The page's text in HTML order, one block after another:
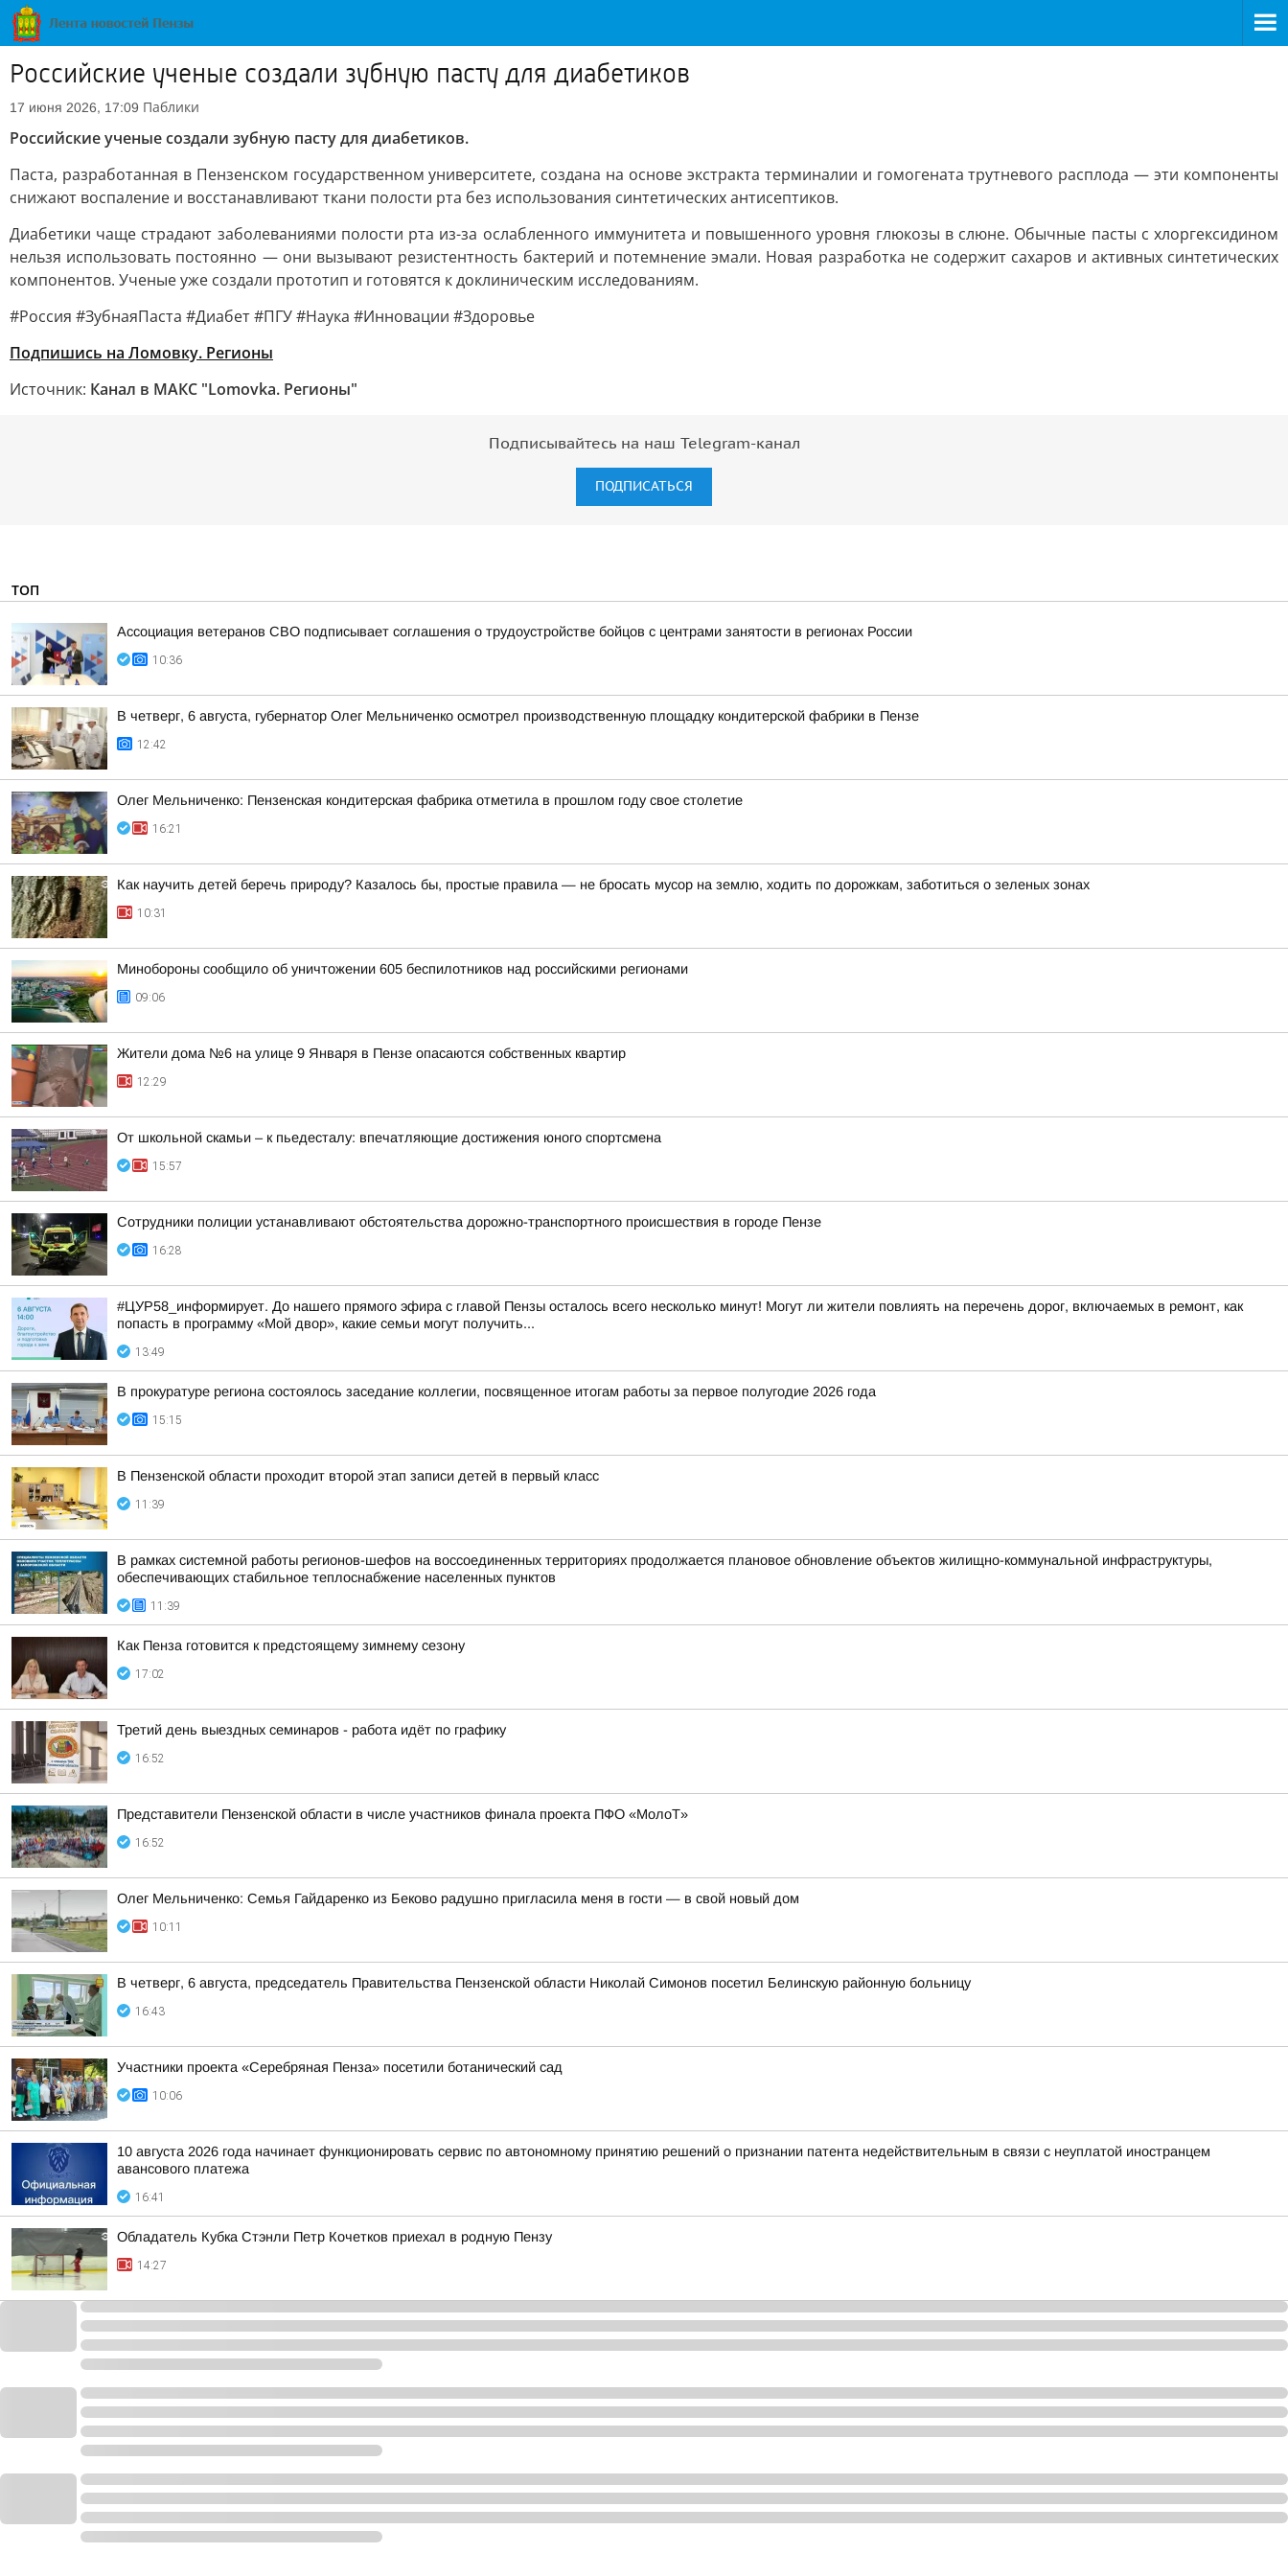
Российские ученые создали зубную пасту для диабетиков
17 июня 2026, 17:09 Паблики
Российские ученые создали зубную пасту для диабетиков.
Паста, разработанная в Пензенском государственном университете, создана на основе экстракта терминалии и гомогената трутневого расплода — эти компоненты
снижают воспаление и восстанавливают ткани полости рта без использования синтетических антисептиков.
Диабетики чаще страдают заболеваниями полости рта из-за ослабленного иммунитета и повышенного уровня глюкозы в слюне. Обычные пасты с хлоргексидином
нельзя использовать постоянно — они вызывают резистентность бактерий и потемнение эмали. Новая разработка не содержит сахаров и активных синтетических
компонентов. Ученые уже создали прототип и готовятся к доклиническим исследованиям.
#Россия #ЗубнаяПаста #Диабет #ПГУ #Наука #Инновации #Здоровье
Подпишись на Ломовку. Регионы
Источник: Канал в МАКС "Lomovka. Регионы"
Подписывайтесь на наш Telegram-канал
ПОДПИСАТЬСЯ
ТОП
Ассоциация ветеранов СВО подписывает соглашения о трудоустройстве бойцов с центрами занятости в регионах России
10:36
В четверг, 6 августа, губернатор Олег Мельниченко осмотрел производственную площадку кондитерской фабрики в Пензе
12:42
Олег Мельниченко: Пензенская кондитерская фабрика отметила в прошлом году свое столетие
16:21
Как научить детей беречь природу? Казалось бы, простые правила — не бросать мусор на землю, ходить по дорожкам, заботиться о зеленых зонах
10:31
Минобороны сообщило об уничтожении 605 беспилотников над российскими регионами
09:06
Жители дома №6 на улице 9 Января в Пензе опасаются собственных квартир
12:29
От школьной скамьи – к пьедесталу: впечатляющие достижения юного спортсмена
15:57
Сотрудники полиции устанавливают обстоятельства дорожно-транспортного происшествия в городе Пензе
16:28
#ЦУР58_информирует. До нашего прямого эфира с главой Пензы осталось всего несколько минут! Могут ли жители повлиять на перечень дорог, включаемых в ремонт, как
попасть в программу «Мой двор», какие семьи могут получить...
13:49
В прокуратуре региона состоялось заседание коллегии, посвященное итогам работы за первое полугодие 2026 года
15:15
В Пензенской области проходит второй этап записи детей в первый класс
11:39
В рамках системной работы регионов-шефов на воссоединенных территориях продолжается плановое обновление объектов жилищно-коммунальной инфраструктуры,
обеспечивающих стабильное теплоснабжение населенных пунктов
11:39
Как Пенза готовится к предстоящему зимнему сезону
17:02
Третий день выездных семинаров - работа идёт по графику
16:52
Представители Пензенской области в числе участников финала проекта ПФО «МолоТ»
16:52
Олег Мельниченко: Семья Гайдаренко из Беково радушно пригласила меня в гости — в свой новый дом
10:11
В четверг, 6 августа, председатель Правительства Пензенской области Николай Симонов посетил Белинскую районную больницу
16:43
Участники проекта «Серебряная Пенза» посетили ботанический сад
10:06
10 августа 2026 года начинает функционировать сервис по автономному принятию решений о признании патента недействительным в связи с неуплатой иностранцем
авансового платежа
16:41
Обладатель Кубка Стэнли Петр Кочетков приехал в родную Пензу
14:27